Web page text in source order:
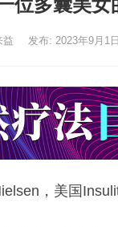
位多囊美女
益 发布: 2023年9月1日
，美国